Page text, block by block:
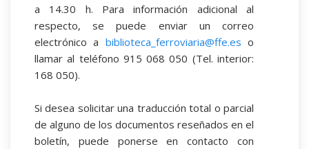
a 14.30 h. Para información adicional al
respecto, se puede enviar un correo
electrónico a biblioteca_ferroviaria@ffe.es o
llamar al teléfono 915 068 050 (Tel. interior:
168 050).
Si desea solicitar una traducción total o parcial
de alguno de los documentos reseñados en el
boletín, puede ponerse en contacto con